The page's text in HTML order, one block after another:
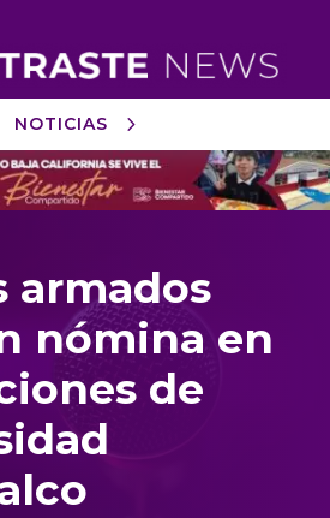
NOTICIAS
armados
nómina en
de